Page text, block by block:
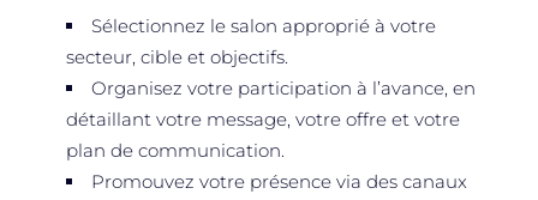
Sélectionnez le salon approprié à votre
secteur, cible et objectifs.
Organisez votre participation à l’avance, en
détaillant votre message, votre offre et votre
plan de communication.
Promouvez votre présence via des canaux